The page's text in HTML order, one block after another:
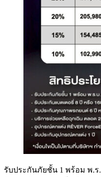
รับประกันภัยชั้น 1 พร้อม พ.ร.